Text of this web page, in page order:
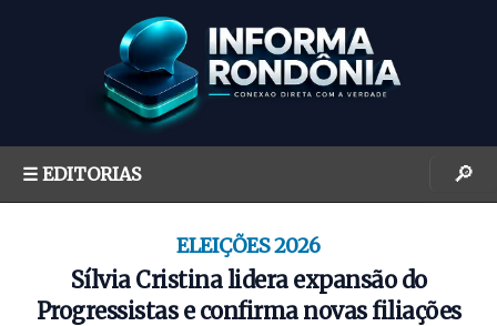
☰ EDITORIAS 🔎
ELEIÇÕES 2026
Sílvia Cristina lidera expansão do
Progressistas e confirma novas filiações